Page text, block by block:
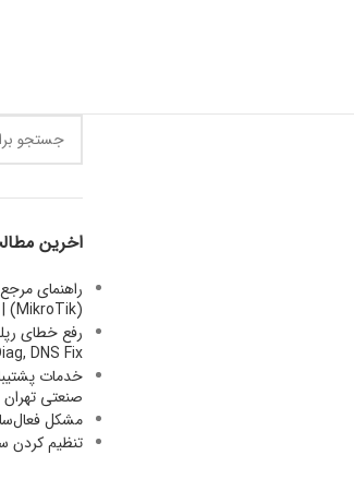
اخرین
راهنمای
(MikroTik) | شبکه گستره هوشمند
DNS Fix
خدمات
صنعتی
مشکل
تنظیم کردن